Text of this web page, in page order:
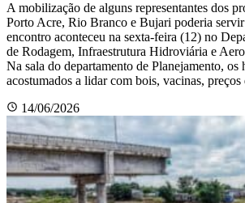
A mobilização de alguns representantes dos
Porto Acre, Rio Branco e Bujari poderia
encontro aconteceu na sexta-feira (12) no
de Rodagem, Infraestrutura Hidroviária e
Na sala do departamento de Planejamento, os
acostumados a lidar com bois, vacinas,
14/06/2026